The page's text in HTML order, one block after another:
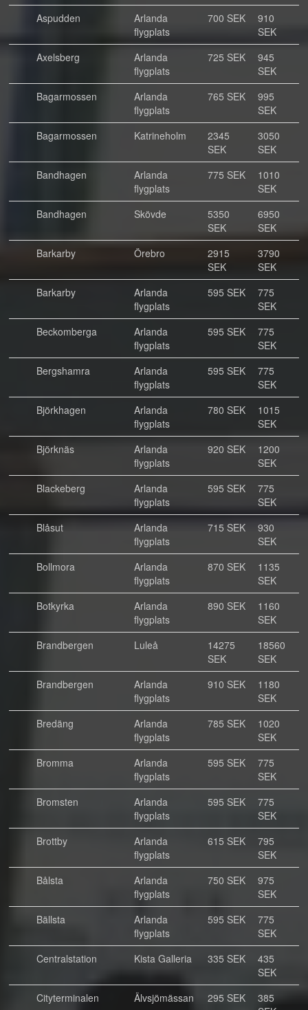
Aspudden
Arlanda
flygplats
700 SEK
910
SEK
Axelsberg
Arlanda
flygplats
725 SEK
945
SEK
Bagarmossen
Arlanda
flygplats
765 SEK
995
SEK
Bagarmossen
Katrineholm
2345
SEK
3050
SEK
Bandhagen
Arlanda
flygplats
775 SEK
1010
SEK
Bandhagen
Skövde
5350
SEK
6950
SEK
Barkarby
Örebro
2915
SEK
3790
SEK
Barkarby
Arlanda
flygplats
595 SEK
775
SEK
Beckomberga
Arlanda
flygplats
595 SEK
775
SEK
Bergshamra
Arlanda
flygplats
595 SEK
775
SEK
Björkhagen
Arlanda
flygplats
780 SEK
1015
SEK
Björknäs
Arlanda
flygplats
920 SEK
1200
SEK
Blackeberg
Arlanda
flygplats
595 SEK
775
SEK
Blåsut
Arlanda
flygplats
715 SEK
930
SEK
Bollmora
Arlanda
flygplats
870 SEK
1135
SEK
Botkyrka
Arlanda
flygplats
890 SEK
1160
SEK
Brandbergen
Luleå
14275
SEK
18560
SEK
Brandbergen
Arlanda
flygplats
910 SEK
1180
SEK
Bredäng
Arlanda
flygplats
785 SEK
1020
SEK
Bromma
Arlanda
flygplats
595 SEK
775
SEK
Bromsten
Arlanda
flygplats
595 SEK
775
SEK
Brottby
Arlanda
flygplats
615 SEK
795
SEK
Bålsta
Arlanda
flygplats
750 SEK
975
SEK
Bällsta
Arlanda
flygplats
595 SEK
775
SEK
Centralstation
Kista Galleria 335 SEK
435
SEK
Cityterminalen
Älvsjömässan 295 SEK
385